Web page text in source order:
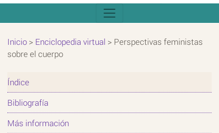
Inicio > Enciclopedia virtual > Perspectivas feministas
sobre el cuerpo
Índice
Bibliografía
Más información